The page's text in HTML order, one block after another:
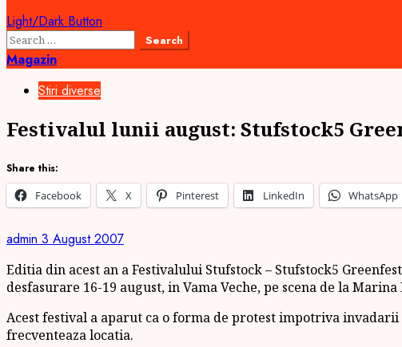
Light/Dark Button
Search
for:
Magazin
Stiri diverse
Festivalul lunii august: Stufstock5
Share this:
Facebook
X Pinterest LinkedIn WhatsApp
admin 3 August 2007
Editia din acest an a Festivalului Stufstock – Stufstock5
desfasurare 16-19 august, in Vama Veche, pe scena de la
Acest festival a aparut ca o forma de protest impotriva
frecventeaza locatia.